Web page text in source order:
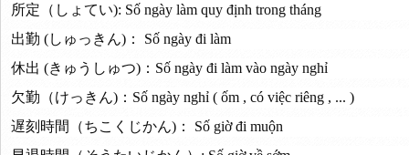
所定（しょてい): Số ngày làm quy định trong tháng
出勤 (しゅっきん)： Số ngày đi làm
休出 (きゅうしゅつ)：Số ngày đi làm vào ngày nghỉ
欠勤（けっきん)：Số ngày nghỉ ( ốm , có việc riêng , ... )
遅刻時間（ちこくじかん)： Số giờ đi muộn